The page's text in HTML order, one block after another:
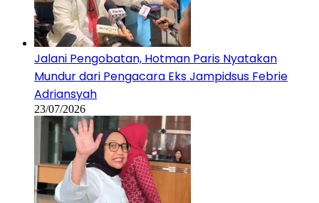
Jalani Pengobatan, Hotman Paris Nyatakan
Mundur dari Pengacara Eks Jampidsus Febrie
Adriansyah
23/07/2026